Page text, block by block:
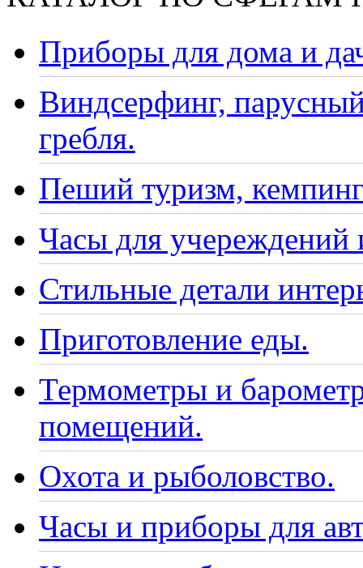
Приборы для дома и
Виндсерфинг,
гребля.
Пеший туризм,
Часы для учереждений
Стильные детали
Приготовление еды.
Термометры и
помещений.
Охота и рыболовство.
Часы и приборы для